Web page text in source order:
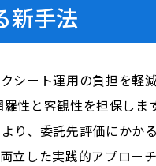
新手法
シート運用の負担を軽
性と客観性を担保しま
り、委託先評価にかか
立した実践的アプロー